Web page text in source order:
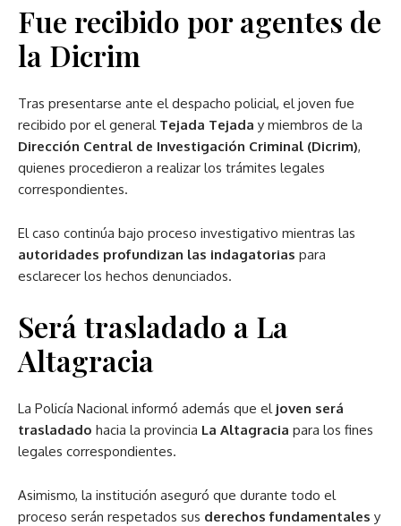
Fue recibido por agentes de
la Dicrim
Tras presentarse ante el despacho policial, el joven fue
recibido por el general Tejada Tejada y miembros de la
Dirección Central de Investigación Criminal (Dicrim),
quienes procedieron a realizar los trámites legales
correspondientes.
El caso continúa bajo proceso investigativo mientras las
autoridades profundizan las indagatorias para
esclarecer los hechos denunciados.
Será trasladado a La
Altagracia
La Policía Nacional informó además que el joven será
trasladado hacia la provincia La Altagracia para los fines
legales correspondientes.
Asimismo, la institución aseguró que durante todo el
proceso serán respetados sus derechos fundamentales y